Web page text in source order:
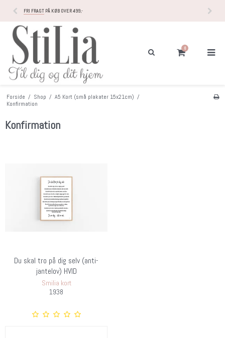
FRI FRAGTPÅ KØB OVER 499,-
0
Forside / Shop / A5 Kort (små plakater 15x21cm) /
Konfirmation
Konfirmation
Du skal tro på dig selv (anti-
jantelov) HVID
Smilia kort
1938